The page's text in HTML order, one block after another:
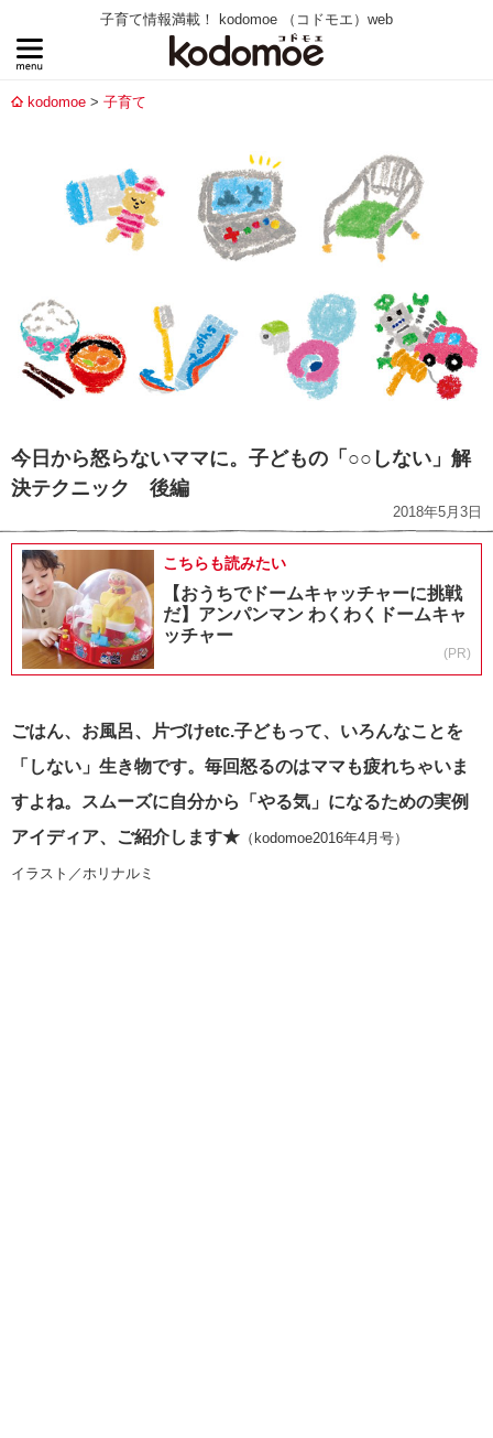
子育て情報満載！ kodomoe （コドモエ）web
kodomoe 子育て
今日から怒らないママに。子どもの「○○しない」解
決テクニック 後編
2018年5月3日
こちらも読みたい
【おうちでドームキャッチャーに挑戦
だ】アンパンマン わくわくドームキャ
ッチャー
(PR)
ごはん、お風呂、片づけetc.子どもって、いろんなことを
「しない」生き物です。毎回怒るのはママも疲れちゃいま
すよね。スムーズに自分から「やる気」になるための実例
アイディア、ご紹介します★ （kodomoe2016年4月号）
イラスト／ホリナルミ